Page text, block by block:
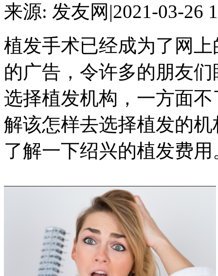
来源: 发友网 |2021-03-26
植发手术已经成为了网
的广告，令许多的朋友
选择植发机构，一方面
解该怎样去选择植发的
了解一下绍兴的植发费用